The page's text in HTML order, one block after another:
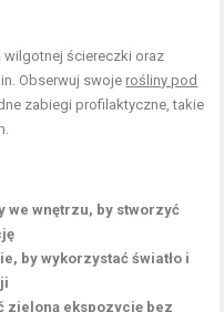
wilgotnej ściereczki oraz
Obserwuj swoje rośliny pod
zabiegi profilaktyczne, takie
we wnętrzu, by stworzyć
by wykorzystać światło i
zieloną ekspozycję bez